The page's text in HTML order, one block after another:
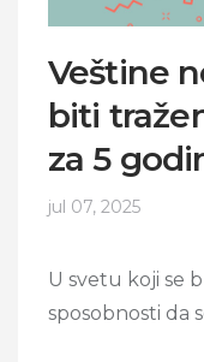
Veštine
biti
za 5
jul 07, 2025
U svetu koji se
sposobnosti da